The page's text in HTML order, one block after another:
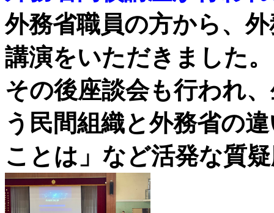
外務省職員の方から、
講演をいただきました。
その後座談会も行われ
う民間組織と外務省の
ことは」など活発な質